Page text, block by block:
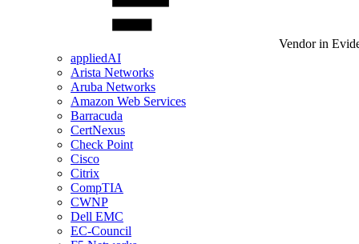
Vendor in
appliedAI
Arista Networks
Aruba Networks
Amazon Web Services
Barracuda
CertNexus
Check Point
Cisco
Citrix
CompTIA
CWNP
Dell EMC
EC-Council